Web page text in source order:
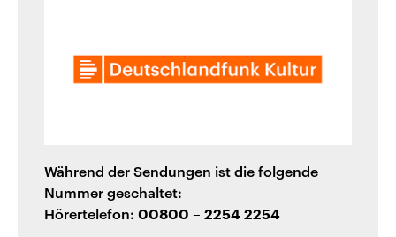
Während der Sendungen ist die folgende
Nummer geschaltet:
Hörertelefon: 00800 – 2254 2254